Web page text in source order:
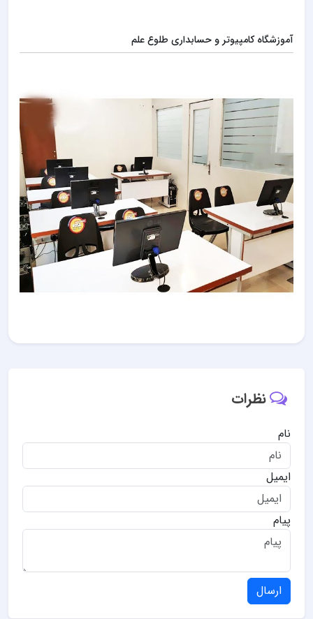
آموزشگاه کامپیوتر و حسابداری طلوع علم
نظرات
نام
ایمیل
پیام
ارسال